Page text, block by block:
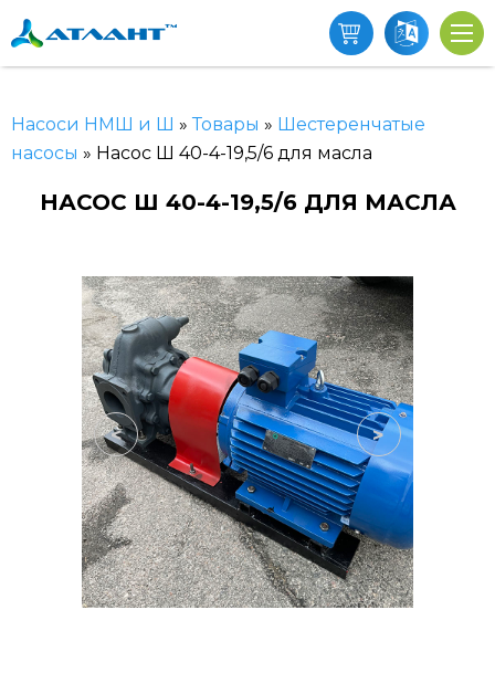
Насоси НМШ и Ш »Товары » Шестеренчатые
насосы » Насос Ш 40-4-19,5/6 для масла
НАСОС Ш 40-4-19,5/6 ДЛЯ МАСЛА
< >